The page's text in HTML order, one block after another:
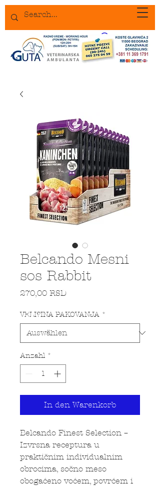
Belcando Mesni
sos Rabbit
270,00 RSDPreis
VELI?INA PAKOVANJA *
Anzahl *
In den Warenkorb
Belcando Finest Selection –
Izvrsna receptura u
praktičnim individualnim
obrocima, sočno meso
obogaćeno voćem, povrćem i